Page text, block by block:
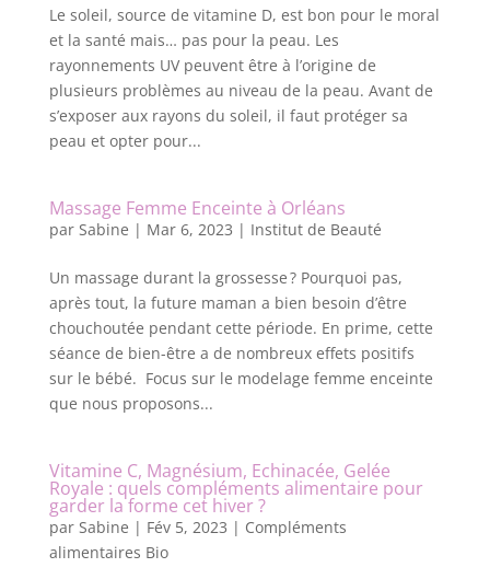
Le soleil, source de vitamine D, est bon pour le moral
et la santé mais… pas pour la peau. Les
rayonnements UV peuvent être à l’origine de
plusieurs problèmes au niveau de la peau. Avant de
s’exposer aux rayons du soleil, il faut protéger sa
peau et opter pour...
Massage Femme Enceinte à Orléans
par Sabine | Mar 6, 2023 | Institut de Beauté
Un massage durant la grossesse ? Pourquoi pas,
après tout, la future maman a bien besoin d’être
chouchoutée pendant cette période. En prime, cette
séance de bien-être a de nombreux effets positifs
sur le bébé. Focus sur le modelage femme enceinte
que nous proposons...
Vitamine C, Magnésium, Echinacée, Gelée
Royale : quels compléments alimentaire pour
garder la forme cet hiver ?
par Sabine | Fév 5, 2023 | Compléments
alimentaires Bio